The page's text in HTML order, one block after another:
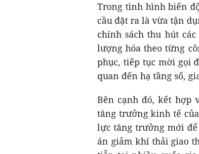
Trong tình hình biến
cầu đặt ra là vừa tận
chính sách thu hút
lượng hóa theo từng
phục, tiếp tục mời gọi
quan đến hạ tầng số,
Bên cạnh đó, kết hợp
tăng trưởng kinh tế
lực tăng trưởng mới
án giảm khí thải giao